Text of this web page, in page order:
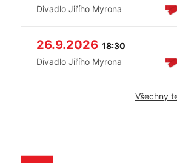
Divadlo Jiřího Myrona
26.9.2026 18:30
Divadlo Jiřího Myrona
Všechny